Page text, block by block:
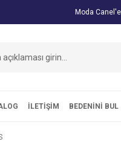
Moda
İLETİŞİM BEDENİNİ BUL